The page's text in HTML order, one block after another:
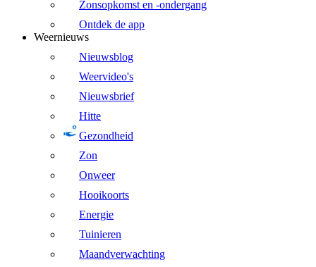
Zonsopkomst en -ondergang
Ontdek de app
Weernieuws
Nieuwsblog
Weervideo's
Nieuwsbrief
Hitte
Gezondheid
Zon
Onweer
Hooikoorts
Energie
Tuinieren
Maandverwachting